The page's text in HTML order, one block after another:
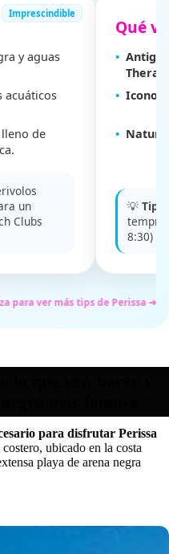
Imprescindible
y aguas
acuáticos
de
un
Clubs
Qué
Thera:
Icono:
💡 Tip
8:30)
para ver más tips de Perissa ➜
para disfrutar Perissa
ubicado en la costa
playa de arena negra